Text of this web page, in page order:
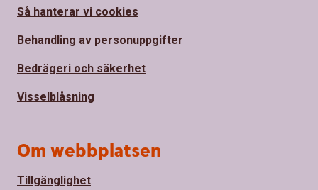
Så hanterar vi cookies
Behandling av personuppgifter
Bedrägeri och säkerhet
Visselblåsning
Om webbplatsen
Tillgänglighet